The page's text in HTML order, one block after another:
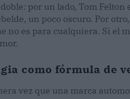
por un lado, Tom
un poco oscuro. Por
no es para cualquiera. Si el
como fórmula de
vez que una marca